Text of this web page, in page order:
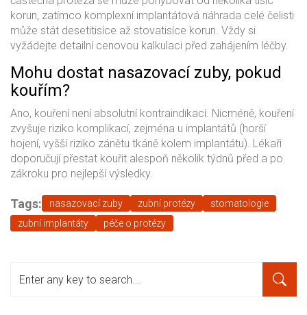
korun, zatímco komplexní implantátová náhrada celé čelisti
může stát desetitisíce až stovatisíce korun. Vždy si
vyžádejte detailní cenovou kalkulaci před zahájením léčby.
Mohu dostat nasazovací zuby, pokud
kouřím?
Ano, kouření není absolutní kontraindikací. Nicméně, kouření
zvyšuje riziko komplikací, zejména u implantátů (horší
hojení, vyšší riziko zánětu tkáně kolem implantátu). Lékaři
doporučují přestat kouřit alespoň několik týdnů před a po
zákroku pro nejlepší výsledky.
Tags: nasazovací zuby zubní protézy
stomatologie
zubní implantáty
péče o protézy